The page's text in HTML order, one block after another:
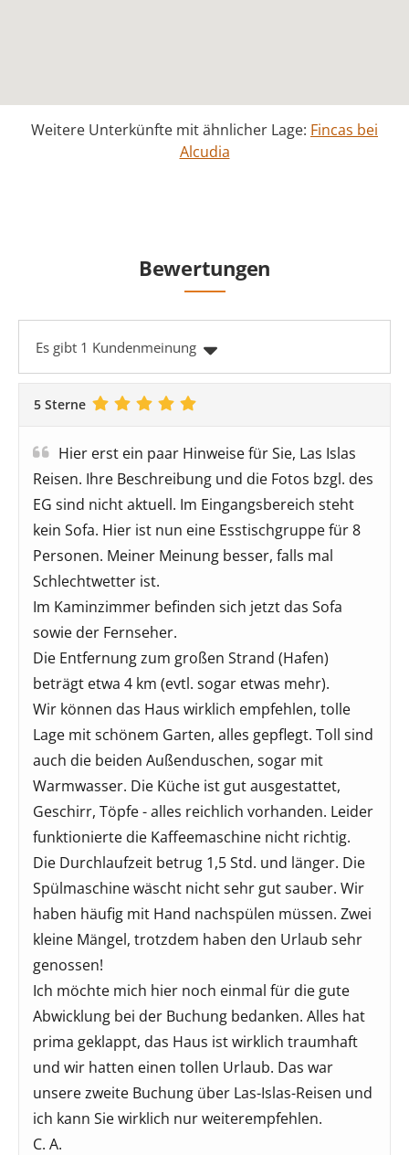
Weitere Unterkünfte mit ähnlicher Lage: Fincas bei
Alcudia
Bewertungen
Es gibt 1 Kundenmeinung
5 Sterne
Hier erst ein paar Hinweise für Sie, Las Islas
Reisen. Ihre Beschreibung und die Fotos bzgl. des
EG sind nicht aktuell. Im Eingangsbereich steht
kein Sofa. Hier ist nun eine Esstischgruppe für 8
Personen. Meiner Meinung besser, falls mal
Schlechtwetter ist.
Im Kaminzimmer befinden sich jetzt das Sofa
sowie der Fernseher.
Die Entfernung zum großen Strand (Hafen)
beträgt etwa 4 km (evtl. sogar etwas mehr).
Wir können das Haus wirklich empfehlen, tolle
Lage mit schönem Garten, alles gepflegt. Toll sind
auch die beiden Außenduschen, sogar mit
Warmwasser. Die Küche ist gut ausgestattet,
Geschirr, Töpfe - alles reichlich vorhanden. Leider
funktionierte die Kaffeemaschine nicht richtig.
Die Durchlaufzeit betrug 1,5 Std. und länger. Die
Spülmaschine wäscht nicht sehr gut sauber. Wir
haben häufig mit Hand nachspülen müssen. Zwei
kleine Mängel, trotzdem haben den Urlaub sehr
genossen!
Ich möchte mich hier noch einmal für die gute
Abwicklung bei der Buchung bedanken. Alles hat
prima geklappt, das Haus ist wirklich traumhaft
und wir hatten einen tollen Urlaub. Das war
unsere zweite Buchung über Las-Islas-Reisen und
ich kann Sie wirklich nur weiterempfehlen.
C. A.